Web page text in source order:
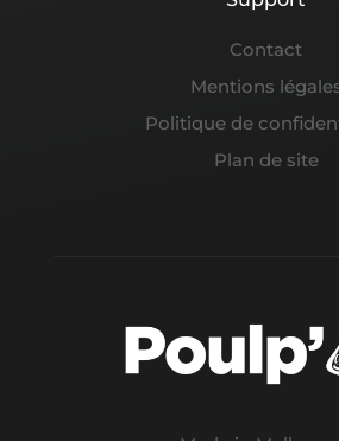
Contact
Mentions
Politique de
Plan de site